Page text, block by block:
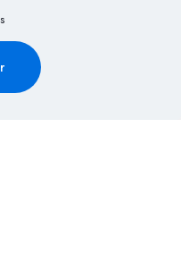
aquí y
de tu